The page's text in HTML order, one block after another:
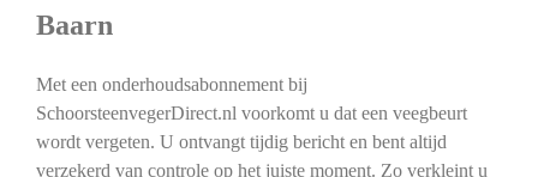
Baarn
Met een onderhoudsabonnement bij
SchoorsteenvegerDirect.nl voorkomt u dat een veegbeurt
wordt vergeten. U ontvangt tijdig bericht en bent altijd
verzekerd van controle op het juiste moment. Zo verkleint u